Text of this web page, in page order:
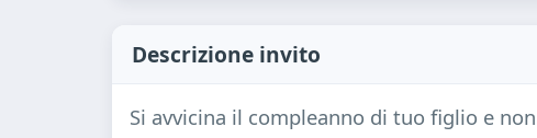
Descrizione invito
Si avvicina il compleanno di tuo figlio e